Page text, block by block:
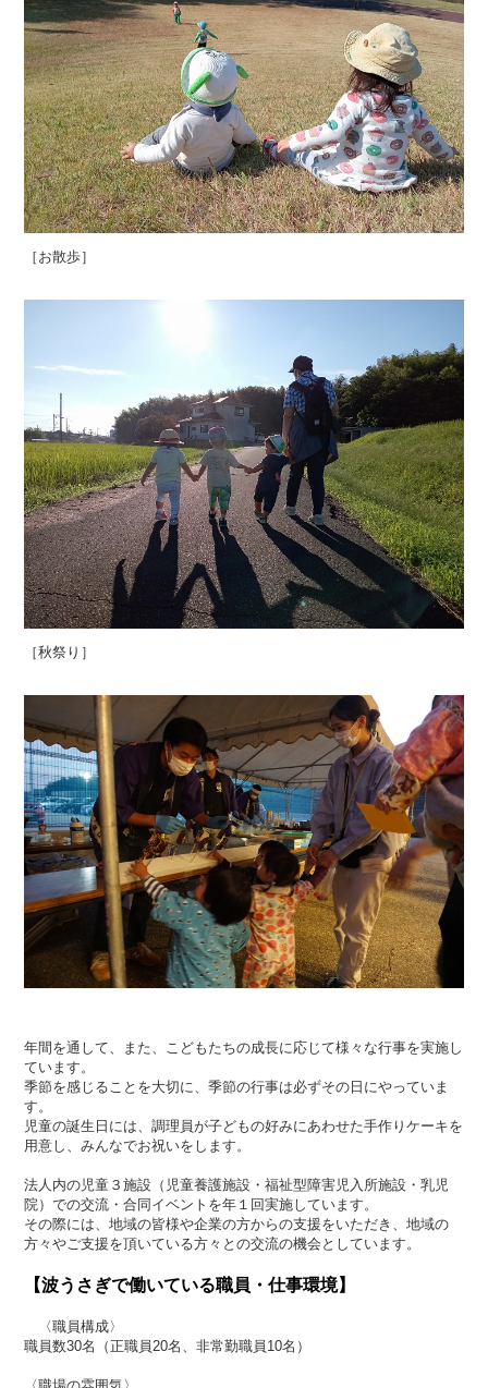
［お散歩］
［秋祭り］
年間を通して、また、こどもたちの成長に応じて様々な行事を実施し
ています。
季節を感じることを大切に、季節の行事は必ずその日にやっていま
す。
児童の誕生日には、調理員が子どもの好みにあわせた手作りケーキを
用意し、みんなでお祝いをします。
法人内の児童３施設（児童養護施設・福祉型障害児入所施設・乳児
院）での交流・合同イベントを年１回実施しています。
その際には、地域の皆様や企業の方からの支援をいただき、地域の
方々やご支援を頂いている方々との交流の機会としています。
【波うさぎで働いている職員・仕事環境】
〈職員構成〉
職員数30名（正職員20名、非常勤職員10名）